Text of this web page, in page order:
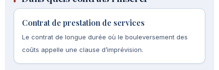
Contrat de prestation de services
Le contrat de longue durée où le bouleversement des
coûts appelle une clause d’imprévision.